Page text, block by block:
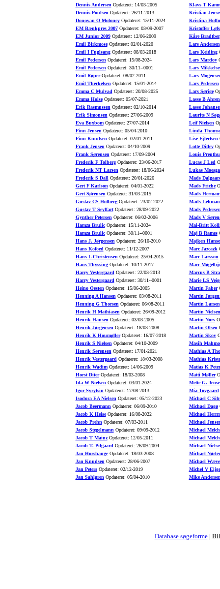
Dennis Andersen Opdateret: 14/03-2005
Dennis Poulsen Opdateret: 26/11-2013
Donovan O MoloneyOpdateret: 15/11-2024
EM Bænkpres 2007Opdateret: 03/09-2007
EM Junior 2009Opdateret: 12/06-2009
Emil BirkmoseOpdateret: 02/01-2020
Emil I FuglsangOpdateret: 08/03-2018
Emil Pedersen Opdateret: 15/08-2024
Emil Pedersen Opdateret: 30/11--0001
Emil RøperOpdateret: 08/02-2011
Emil Therkelsen Opdateret: 15/01-2014
Emma C Mulvad Opdateret: 20/08-2025
Emma HolseOpdateret: 05/07-2021
Erik Rasmussen Opdateret: 02/10-2014
Erik Simonsen Opdateret: 27/06-2009
Eva BuxbomOpdateret: 27/07-2014
Finn Jensen Opdateret: 05/04-2010
Finn Knudsen Opdateret: 02/01-2011
Frank Jensen Opdateret: 04/10-2009
Frank Sørensen Opdateret: 17/09-2004
Frederik F TolbergOpdateret: 23/06-2017
Frederik NT Larsen Opdateret: 18/06-2024
Frederik S DallOpdateret: 20/01-2026
Gert F Karlson Opdateret: 04/01-2022
Gert Sørensen Opdateret: 31/03-2015
Gustav CS HolbergOpdateret: 23/02-2022
Gustav T SeyffartOpdateret: 28/09-2022
Gynther Petersen Opdateret: 06/02-2006
Hamza BrulicOpdateret: 15/11-2024
Hamza BrulicOpdateret: 30/11--0001
Hans J. Jørgensen Opdateret: 26/10-2010
Hans Kofoed Opdateret: 11/12-2007
Hans L Christensen Opdateret: 25/04-2015
Hans ThyssingOpdateret: 10/11-2017
Harry Vestergaard Opdateret: 22/03-2013
Harry Vestergaard Opdateret: 30/11--0001
Heino Oesten Opdateret: 15/06-2005
Henning A Hansen Opdateret: 03/08-2011
Henning G Thorsen Opdateret: 06/08-2011
Henrik H Mathiasen Opdateret: 26/09-2012
Henrik Hansen Opdateret: 03/03-2005
Henrik Jørgensen Opdateret: 18/03-2008
Henrik K HoumøllerOpdateret: 16/07-2018
Henrik S Nielsen Opdateret: 04/10-2009
Henrik Sørensen Opdateret: 17/01-2021
Henrik Vestergaard Opdateret: 18/03-2008
Henrik WadimOpdateret: 14/06-2009
Horst DiterOpdateret: 18/03-2008
Ida W Nielsen Opdateret: 03/01-2024
Igor Syrytsin Opdateret: 17/08-2013
Isodora EA Nielsen Opdateret: 05/12-2023
Jacob Beermann Opdateret: 06/09-2010
Jacob K HeiseOpdateret: 16/08-2022
Jacob Prehn Opdateret: 07/03-2011
Jacob Stegelmann Opdateret: 09/09-2012
Jacob T MainzOpdateret: 12/05-2011
Jacob T. Pilgaard Opdateret: 26/09-2004
Jan HorshaugeOpdateret: 18/03-2008
Jan Knudsen Opdateret: 28/06-2007
Jan PetersOpdateret: 02/12-2019
Jan Sahlgren Opdateret: 05/04-2010
Klavs T
Kristian
Kristina
Kristoffer
Kåre
Lars Andersen
Lars Keiding
Lars Mardov
Lars
Lars
Lars Pedersen
Lars Sørige
Lasse B
Lasse
Laurits N
Leif Nielsen
Linda
Lise Ejlertsen
Lotte Ditlev
Louis
Lucas J Led
Lukas
Mads
Mads Friche
Mads
Mads
Mads
Mads V
Mai-Britt
Maj B Rames
Majken
Marc Jazcazk
Marc Larsson
Marc
Marcus B
Marie LS
Martin Faber
Martin
Martin Larsen
Martin Nielsen
Martin Nors
Martin Olsen
Martin Skov
Masih
Mathias A
Mathias
Matias K
Matti Møller
Mette G.
Mia Tovgaard
Michael C
Michael Dagø
Michael
Michael
Michael
Michael
Michael
Michael
Michael
Michel V
Mike
Database søgeforme|